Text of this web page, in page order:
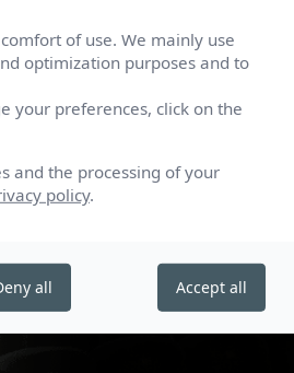
Les Braises
de Thomas Kruithof
France | 2025 | 1h42
of use. We mainly use
optimization purposes and to
your preferences, click on the
and the processing of your
policy.
all Accept all